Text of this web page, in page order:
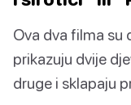
Ova dva filma su
prikazuju dvije
druge i sklapaju